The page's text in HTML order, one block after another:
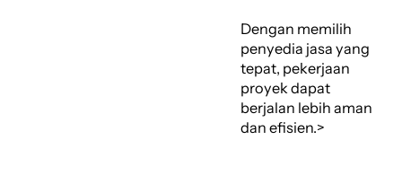
Dengan memilih
penyedia jasa yang
tepat, pekerjaan
proyek dapat
berjalan lebih aman
dan efisien.>